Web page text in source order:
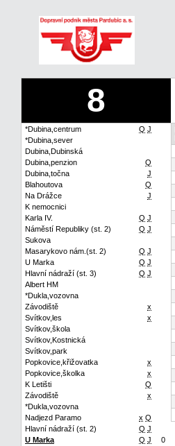
8
*Dubina,centrum Q J
*Dubina,sever
Dubina,Dubinská
Dubina,penzion
Q
Dubina,točna
J
Blahoutova
Q
Na Drážce
J
K nemocnici
Karla IV.
Q J
Náměstí Republiky (st. 2)
Q J
Sukova
Masarykovo nám.(st. 2)
Q J
U Marka
Q J
Hlavní nádraží (st. 3)
Q J
Albert HM
*Dukla,vozovna
Závodiště
x
Svítkov,les
x
Svítkov,škola
Svítkov,Kostnická
Svítkov,park
Popkovice,křižovatka
x
Popkovice,školka
x
K Letišti
Q
Závodiště
x
*Dukla,vozovna
Nadjezd Paramo
x Q
Hlavní nádraží (st. 2)
Q J
U Marka
Q J
0